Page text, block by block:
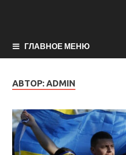
ГЛАВНОЕ МЕНЮ
АВТОР: ADMIN